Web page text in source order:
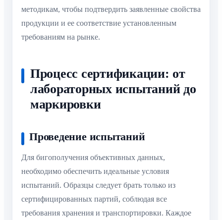
методикам, чтобы подтвердить заявленные свойства
продукции и ее соответствие установленным
требованиям на рынке.
Процесс сертификации: от
лабораторных испытаний до
маркировки
Проведение испытаний
Для бигополучения объективных данных,
необходимо обеспечить идеальные условия
испытаний. Образцы следует брать только из
сертифицированных партий, соблюдая все
требования хранения и транспортировки. Каждое